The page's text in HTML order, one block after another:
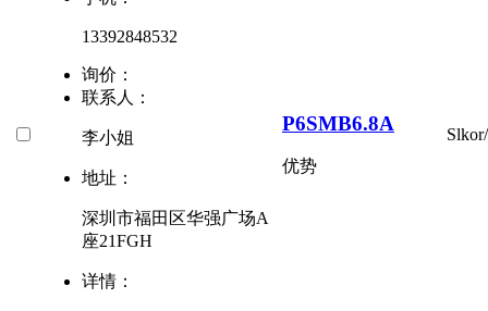
13392848532
询价：
联系人：
李小姐
地址：
深圳市福田区华强广场A
座21FGH
详情：
P6SMB6.8A
优势